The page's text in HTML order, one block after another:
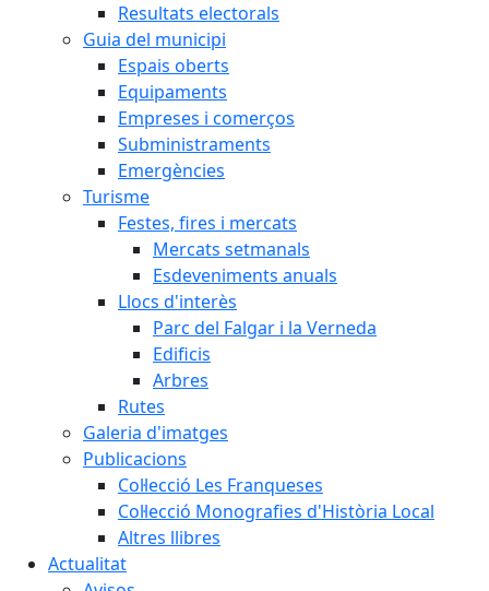
Resultats electorals
Guia del municipi
Espais oberts
Equipaments
Empreses i comerços
Subministraments
Emergències
Turisme
Festes, fires i mercats
Mercats setmanals
Esdeveniments anuals
Llocs d'interès
Parc del Falgar i la Verneda
Edificis
Arbres
Rutes
Galeria d'imatges
Publicacions
Col·lecció Les Franqueses
Col·lecció Monografies d'Història Local
Altres llibres
Actualitat